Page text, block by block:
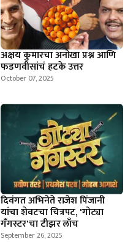
अक्षय कुमारचा अनोखा प्रश्न आणि
फडणवीसांचं हटके उत्तर
October 07, 2025
दिवंगत अभिनेते राजेश पिंजानी
यांचा शेवटचा चित्रपट, 'गोट्या
गँगस्टर'चा टीझर लाँच
September 26, 2025